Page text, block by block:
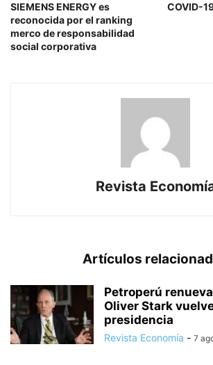
SIEMENS ENERGY es
reconocida por el ranking
merco de responsabilidad
social corporativa
COVID-
Revista
Artículos
Petroperú
Oliver Stark
presidencia
Revista Economía - 7